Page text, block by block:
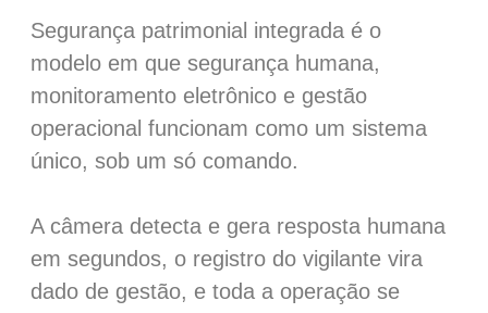
Segurança patrimonial integrada é o
modelo em que segurança humana,
monitoramento eletrônico e gestão
operacional funcionam como um sistema
único, sob um só comando.
A câmera detecta e gera resposta humana
em segundos, o registro do vigilante vira
dado de gestão, e toda a operação se